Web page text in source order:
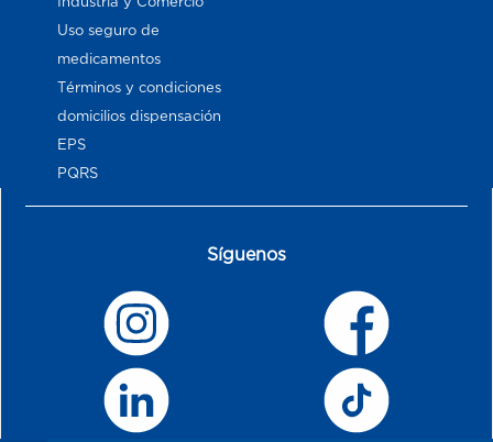
Uso seguro de
medicamentos
Términos y condiciones
domicilios dispensación
EPS
PQRS
Síguenos